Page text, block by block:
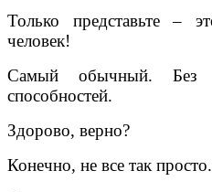
Только представьте –
человек!
Самый обычный. Без
способностей.
Здорово, верно?
Конечно, не все так просто.